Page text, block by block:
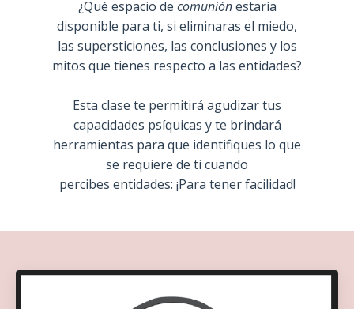
¿Qué espacio de comuniónestaría
disponible para ti, si eliminaras el miedo,
las supersticiones, las conclusiones y los
mitos que tienes respecto a las entidades?
Esta clase te permitirá agudizar tus
capacidades psíquicas y te brindará
herramientas para que identifiques lo que
se requiere de ti cuando
percibes entidades: ¡Para tener facilidad!